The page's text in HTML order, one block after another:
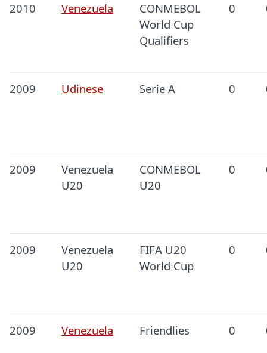
2010 Venezuela
CONMEBOL
World Cup
Qualifiers
0
2009 Udinese Serie A 0
2009
Venezuela
U20
CONMEBOL
U20
0
2009
Venezuela
U20
FIFA U20
World Cup
0
2009 Venezuela Friendlies 0